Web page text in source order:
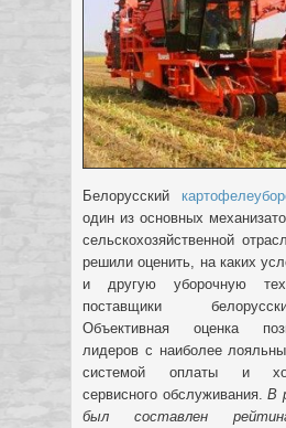
Белорусский
один из основных
сельскохозяйственной
решили оценить, на каких
и другую уборочную
поставщики
Объективная оценка
лидеров с наиболее
системой оплаты и
сервисного обслуживания. В
был составлен